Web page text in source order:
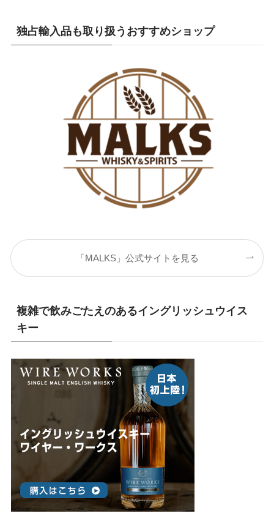
独占輸入品も取り扱うおすすめショップ
「MALKS」公式サイトを見る
複雑で飲みごたえのあるイングリッシュウイス
キー